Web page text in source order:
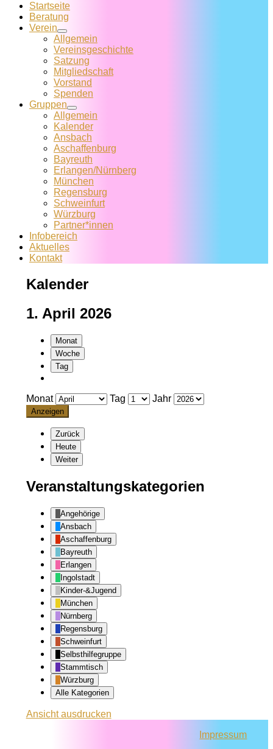
Startseite
Beratung
Verein
Allgemein
Vereins­geschichte
Satzung
Mitglied­schaft
Vorstand
Spenden
Gruppen
Allgemein
Kalender
Ansbach
Aschaffenburg
Bayreuth
Erlangen/Nürnberg
München
Regensburg
Schweinfurt
Würzburg
Partner*innen
Infobereich
Aktuelles
Kontakt
Kalender
1. April 2026
Monat
Woche
Tag
Monat Tag Jahr
Zurück
Heute
Weiter
Veranstaltungskategorien
Angehörige
Ansbach
Aschaffenburg
Bayreuth
Erlangen
Ingolstadt
Kinder-&Jugend
München
Nürnberg
Regensburg
Schweinfurt
Selbsthilfegruppe
Stammtisch
Würzburg
Alle Kategorien
Ansichtausdrucken
Impressum